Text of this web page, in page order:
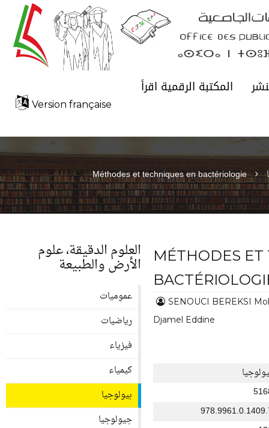
المكتبة الرقمية اقرأ
Version française
Méthodes et techniques en bactériologie
MÉTHODES
SENOUCI BEREKSI
Djamel Eddine
العلوم الدقيقة، علوم
الأرض والطبيعة
عموميات
رياضيات
فيزياء
كيمياء
بيولوجيا
جيولوجيا